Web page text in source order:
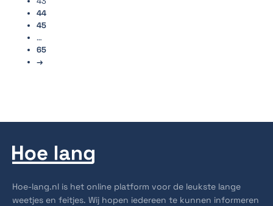
44
45
…
65
→
Hoe-lang.nl is het online platform voor de leukste lange
weetjes en feitjes. Wij hopen iedereen te kunnen informeren